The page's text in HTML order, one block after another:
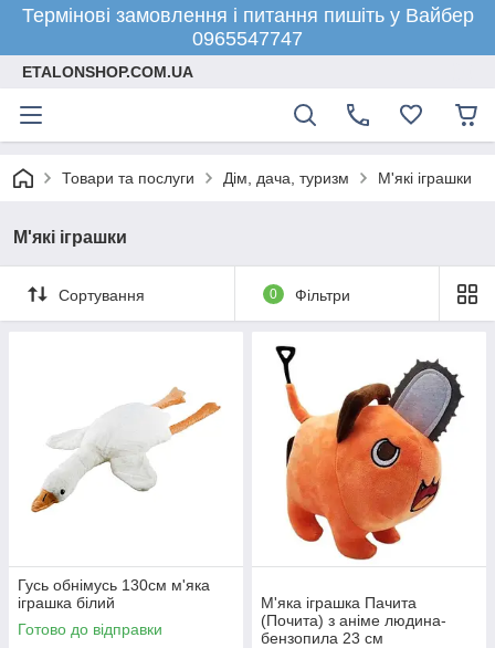
Термінові замовлення і питання пишіть у Вайбер
0965547747
ETALONSHOP.COM.UA
Товари та послуги Дім, дача, туризм М'які іграшки
М'які іграшки
Сортування 0 Фільтри
Гусь обнімусь 130см м'яка
іграшка білий
Готово до відправки
М'яка іграшка Пачита
(Почита) з аніме людина-
бензопила 23 см